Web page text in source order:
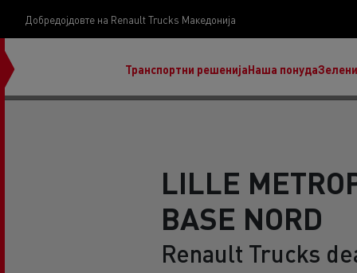
Добредојдовте на Renault Trucks Македонија
Транспортни решенијаНаша понуда
нашата визија
LILLE
BASE NORD
Renault Trucks